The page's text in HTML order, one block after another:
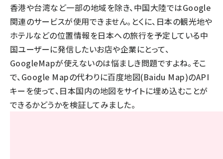
香港や台湾など一部の地域を除き、中国大陸ではGoogle
関連のサービスが使用できません。とくに、日本の観光地や
ホテルなどの位置情報を日本への旅行を予定している中
国ユーザーに発信したいお店や企業にとって、
GoogleMapが使えないのは悩ましき問題ですよね。そこ
で、Google Mapの代わりに百度地図(Baidu Map)のAPI
キーを使って、日本国内の地図をサイトに埋め込むことが
できるかどうかを検証してみました。